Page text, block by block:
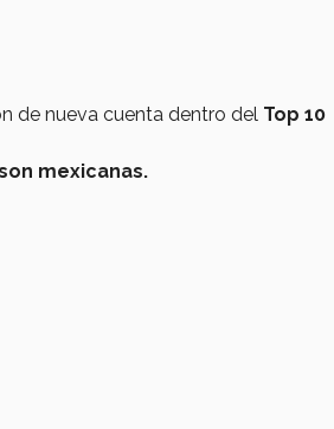
de nueva cuenta dentro del Top 10
mexicanas.